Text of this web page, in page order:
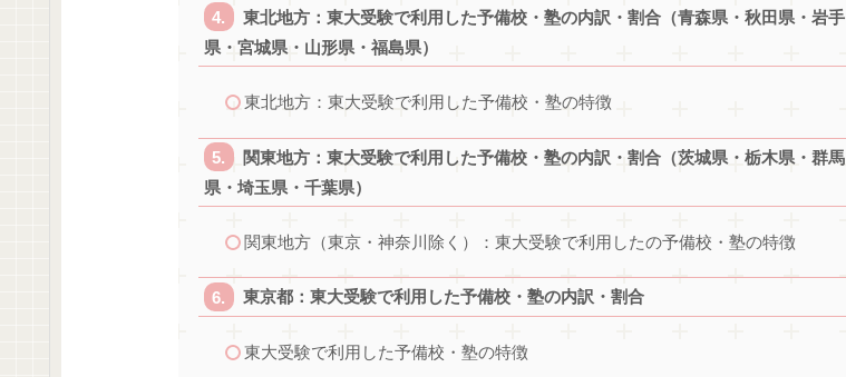
東北地方：東大受験で利用した予備校・塾の内訳・割合（青森県・秋田県・岩手
県・宮城県・山形県・福島県）
東北地方：東大受験で利用した予備校・塾の特徴
関東地方：東大受験で利用した予備校・塾の内訳・割合（茨城県・栃木県・群馬
県・埼玉県・千葉県）
関東地方（東京・神奈川除く）：東大受験で利用したの予備校・塾の特徴
東京都：東大受験で利用した予備校・塾の内訳・割合
東大受験で利用した予備校・塾の特徴